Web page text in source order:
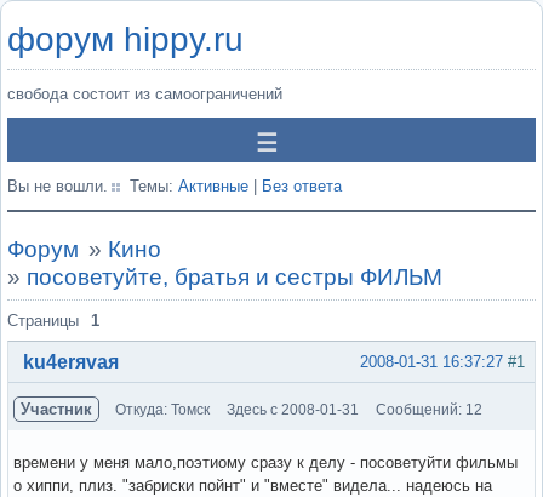
форум hippy.ru
свобода состоит из самоограничений
Вы не вошли. Темы: Активные Без ответа
Форум » Кино
» посоветуйте, братья и сестры ФИЛЬМ
Страницы 1
#1
2008-01-31 16:37:27
ku4erяvaя
Участник Откуда: Томск Здесь с 2008-01-31 Сообщений: 12
времени у меня мало,поэтиому сразу к делу - посоветуйти фильмы
о хиппи, плиз. "забриски пойнт" и "вместе" видела... надеюсь на